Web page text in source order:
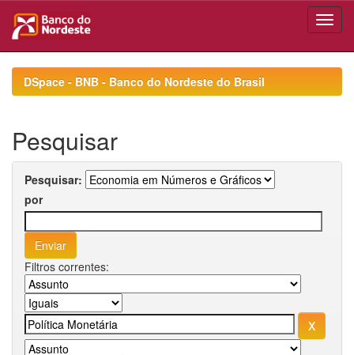
navigationDSpace - BNB - Banco do Nordeste do Brasil
Pesquisar
Pesquisar:
por
Filtros correntes: